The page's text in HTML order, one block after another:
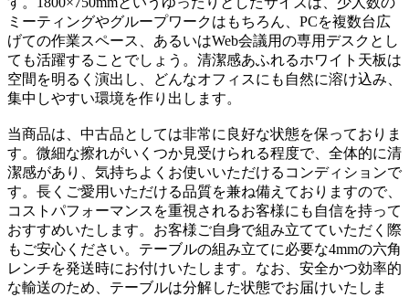
ミーティングやグループワークはもちろん、PCを複数台広
げての作業スペース、あるいはWeb会議用の専用デスクとし
ても活躍することでしょう。清潔感あふれるホワイト天板は
空間を明るく演出し、どんなオフィスにも自然に溶け込み、
集中しやすい環境を作り出します。
当商品は、中古品としては非常に良好な状態を保っておりま
す。微細な擦れがいくつか見受けられる程度で、全体的に清
潔感があり、気持ちよくお使いいただけるコンディションで
す。長くご愛用いただける品質を兼ね備えておりますので、
コストパフォーマンスを重視されるお客様にも自信を持って
おすすめいたします。お客様ご自身で組み立てていただく際
もご安心ください。テーブルの組み立てに必要な4mmの六角
レンチを発送時にお付けいたします。なお、安全かつ効率的
な輸送のため、テーブルは分解した状態でお届けいたしま